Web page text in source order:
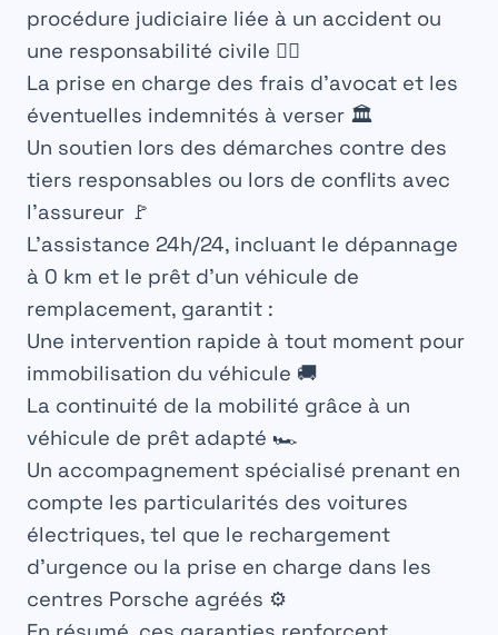
procédure judiciaire liée à un accident ou
une responsabilité civile 👩‍⚖️
La prise en charge des frais d’avocat et les
éventuelles indemnités à verser 🏛️
Un soutien lors des démarches contre des
tiers responsables ou lors de conflits avec
l’assureur 🚩
L’assistance 24h/24, incluant le dépannage
à 0 km et le prêt d’un véhicule de
remplacement, garantit :
Une intervention rapide à tout moment pour
immobilisation du véhicule 🚚
La continuité de la mobilité grâce à un
véhicule de prêt adapté 🏎️
Un accompagnement spécialisé prenant en
compte les particularités des voitures
électriques, tel que le rechargement
d’urgence ou la prise en charge dans les
centres Porsche agréés ⚙️